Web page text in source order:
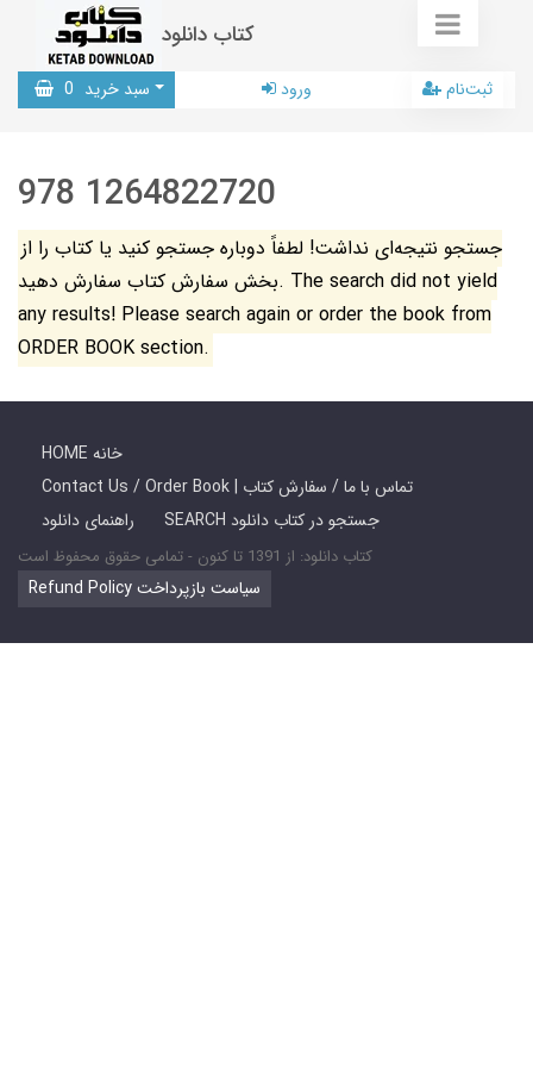
کتاب دانلود
سبد خرید 0 ورود ثبت‌نام
978 1264822720
جستجو نتیجه‌ای نداشت! لطفاً دوباره جستجو کنید یا کتاب را از
بخش سفارش کتاب سفارش دهید. The search did not yield
any results! Please search again or order the book from
ORDER BOOK section.
HOME خانه
Contact Us / Order Book | تماس با ما / سفارش کتاب
راهنمای دانلود
SEARCH جستجو در کتاب دانلود
کتاب دانلود: از 1391 تا کنون - تمامی حقوق محفوظ است
Refund Policy سیاست بازپرداخت